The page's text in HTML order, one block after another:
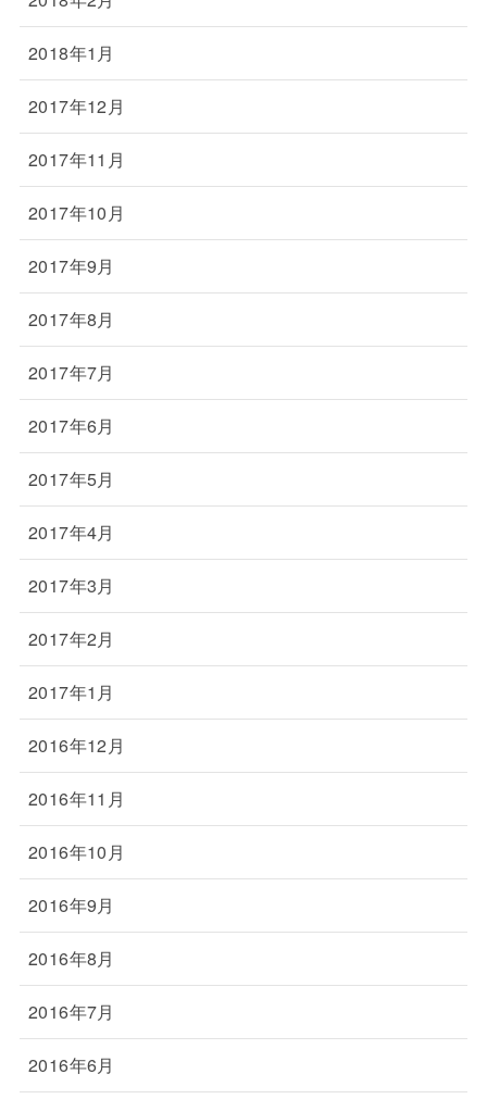
2018年1月
2017年12月
2017年11月
2017年10月
2017年9月
2017年8月
2017年7月
2017年6月
2017年5月
2017年4月
2017年3月
2017年2月
2017年1月
2016年12月
2016年11月
2016年10月
2016年9月
2016年8月
2016年7月
2016年6月